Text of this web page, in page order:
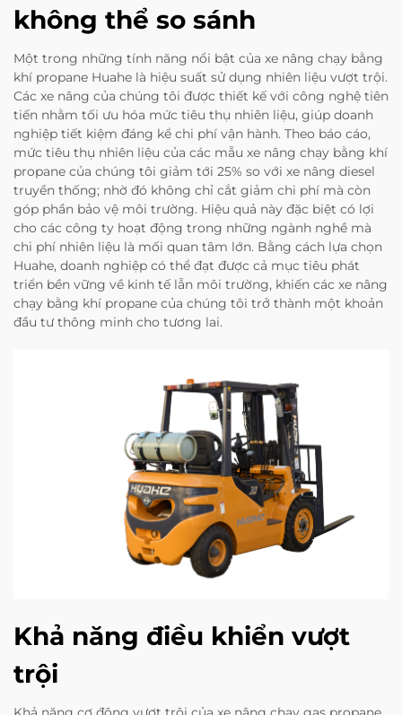
không thể so sánh
Một trong những tính năng nổi bật của xe nâng chạy bằng
khí propane Huahe là hiệu suất sử dụng nhiên liệu vượt trội.
Các xe nâng của chúng tôi được thiết kế với công nghệ tiên
tiến nhằm tối ưu hóa mức tiêu thụ nhiên liệu, giúp doanh
nghiệp tiết kiệm đáng kể chi phí vận hành. Theo báo cáo,
mức tiêu thụ nhiên liệu của các mẫu xe nâng chạy bằng khí
propane của chúng tôi giảm tới 25% so với xe nâng diesel
truyền thống; nhờ đó không chỉ cắt giảm chi phí mà còn
góp phần bảo vệ môi trường. Hiệu quả này đặc biệt có lợi
cho các công ty hoạt động trong những ngành nghề mà
chi phí nhiên liệu là mối quan tâm lớn. Bằng cách lựa chọn
Huahe, doanh nghiệp có thể đạt được cả mục tiêu phát
triển bền vững về kinh tế lẫn môi trường, khiến các xe nâng
chạy bằng khí propane của chúng tôi trở thành một khoản
đầu tư thông minh cho tương lai.
Khả năng điều khiển vượt
trội